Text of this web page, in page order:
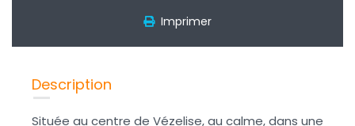
Imprimer
Description
Située au centre de Vézelise, au calme, dans une